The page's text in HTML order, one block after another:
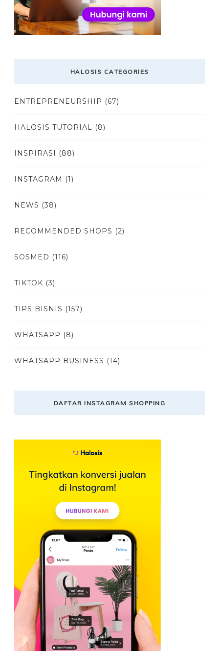
HALOSIS CATEGORIES
ENTREPRENEURSHIP (67)
HALOSIS TUTORIAL (8)
INSPIRASI (88)
INSTAGRAM (1)
NEWS (38)
RECOMMENDED SHOPS (2)
SOSMED (116)
TIKTOK (3)
TIPS BISNIS (157)
WHATSAPP (8)
WHATSAPP BUSINESS (14)
DAFTAR INSTAGRAM SHOPPING